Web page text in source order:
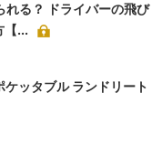
れる？ ドライバーの飛び
【...
ッタブル ランドリート